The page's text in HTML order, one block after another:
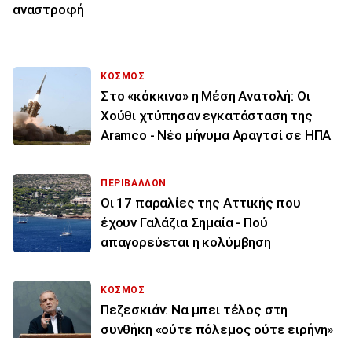
αναστροφή
ΚΟΣΜΟΣ
Στο «κόκκινο» η Μέση Ανατολή: Οι
Χούθι χτύπησαν εγκατάσταση της
Aramco - Νέο μήνυμα Αραγτσί σε ΗΠΑ
ΠΕΡΙΒΑΛΛΟΝ
Οι 17 παραλίες της Αττικής που
έχουν Γαλάζια Σημαία - Πού
απαγορεύεται η κολύμβηση
ΚΟΣΜΟΣ
Πεζεσκιάν: Να μπει τέλος στη
συνθήκη «ούτε πόλεμος ούτε ειρήνη»